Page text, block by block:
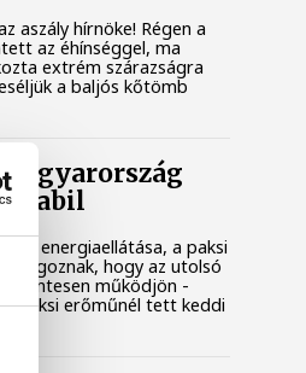
aszály hírnöke! Régen a
az éhínséggel, ma
extrém szárazságra
a baljós kőtömb
stabil
energiaellátása, a paksi
dolgoznak, hogy az utolsó
működjön -
paksi erőműnél tett keddi